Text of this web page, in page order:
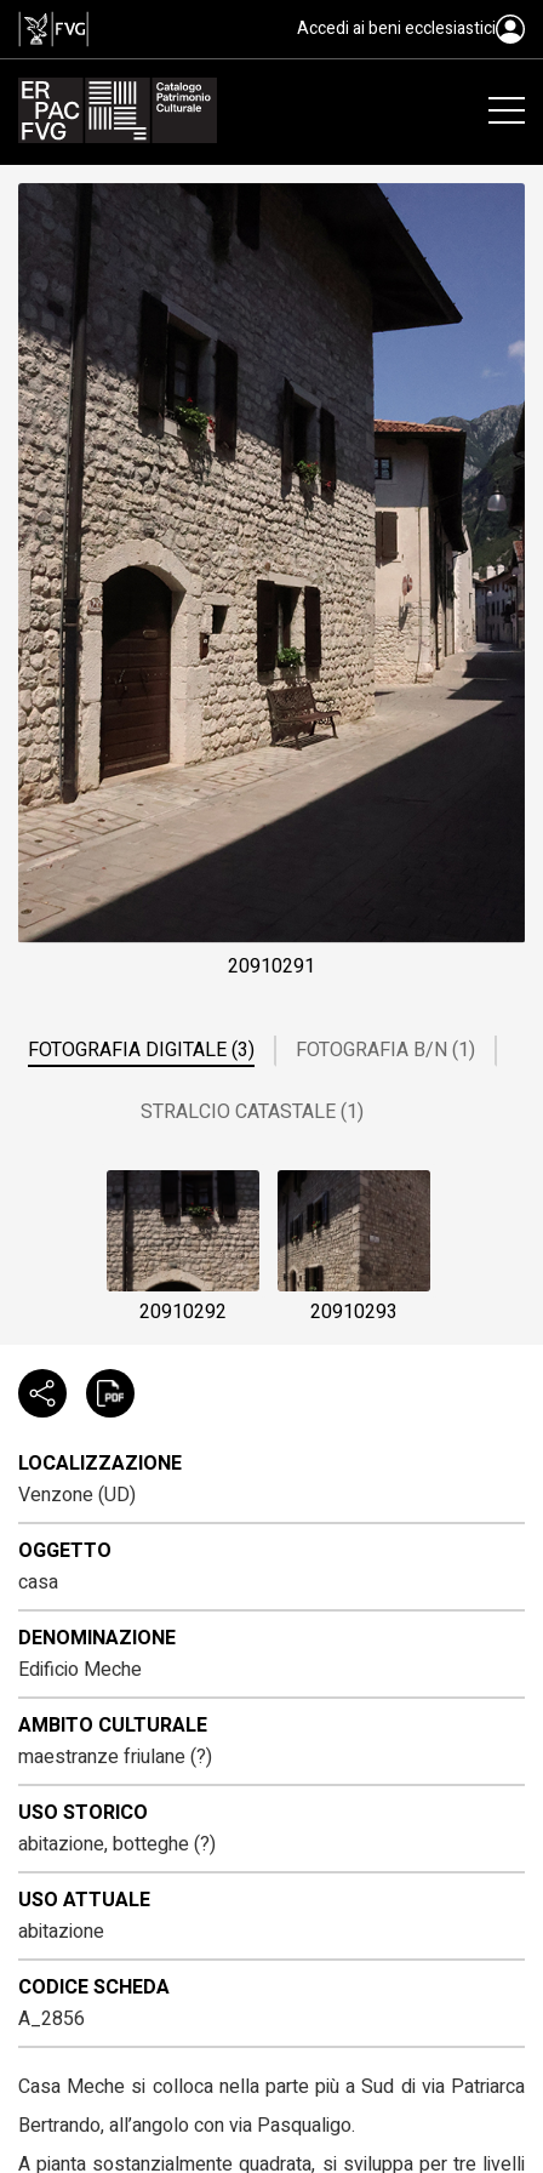
Edificio Meche, Venzone
Accedi ai beni ecclesiastici
20910291
FOTOGRAFIA DIGITALE (3) FOTOGRAFIA B/N (1)
STRALCIO CATASTALE (1)
20910292 20910293
LOCALIZZAZIONE
Venzone (UD)
OGGETTO
casa
DENOMINAZIONE
Edificio Meche
AMBITO CULTURALE
maestranze friulane (?)
USO STORICO
abitazione, botteghe (?)
USO ATTUALE
abitazione
CODICE SCHEDA
A_2856
Casa Meche si colloca nella parte più a Sud di via Patriarca
Bertrando, all’angolo con via Pasqualigo.
A pianta sostanzialmente quadrata, si sviluppa per tre livelli